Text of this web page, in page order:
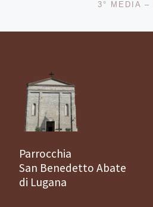
3° MEDIA –
Parrocchia
San Benedetto Abate
di Lugana